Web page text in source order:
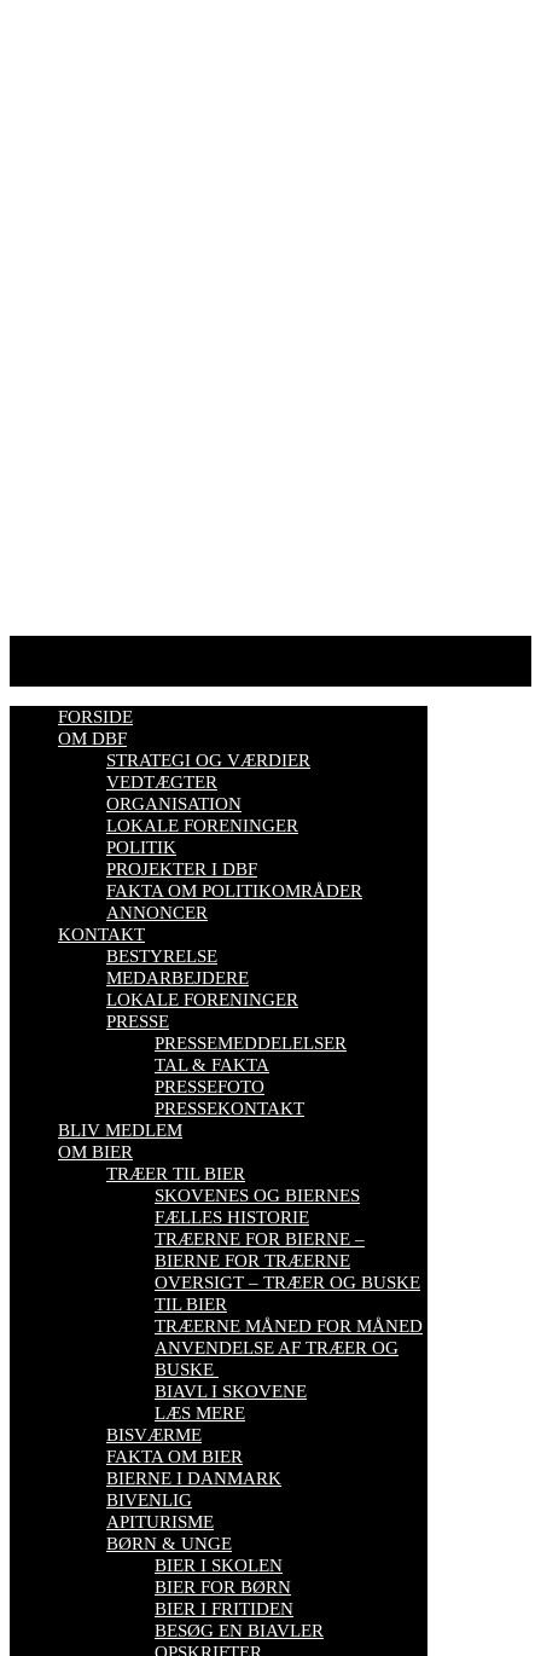
FORSIDE
OM DBF
STRATEGI OG VÆRDIER
VEDTÆGTER
ORGANISATION
LOKALE FORENINGER
POLITIK
PROJEKTER I DBF
FAKTA OM POLITIKOMRÅDER
ANNONCER
KONTAKT
BESTYRELSE
MEDARBEJDERE
LOKALE FORENINGER
PRESSE
PRESSEMEDDELELSER
TAL & FAKTA
PRESSEFOTO
PRESSEKONTAKT
BLIV MEDLEM
OM BIER
TRÆER TIL BIER
SKOVENES OG BIERNES
FÆLLES HISTORIE
TRÆERNE FOR BIERNE –
BIERNE FOR TRÆERNE
OVERSIGT – TRÆER OG BUSKE
TIL BIER
TRÆERNE MÅNED FOR MÅNED
ANVENDELSE AF TRÆER OG
BUSKE
BIAVL I SKOVENE
LÆS MERE
BISVÆRME
FAKTA OM BIER
BIERNE I DANMARK
BIVENLIG
APITURISME
BØRN & UNGE
BIER I SKOLEN
BIER FOR BØRN
BIER I FRITIDEN
BESØG EN BIAVLER